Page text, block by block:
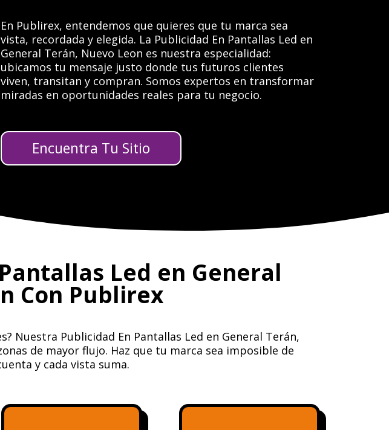
En Publirex, entendemos que quieres que tu marca sea
vista, recordada y elegida. La Publicidad En Pantallas Led en
General Terán, Nuevo Leon es nuestra especialidad:
ubicamos tu mensaje justo donde tus futuros clientes
viven, transitan y compran. Somos expertos en transformar
miradas en oportunidades reales para tu negocio.
Encuentra Tu Sitio
Led en General
Con Publirex
Nuestra Publicidad En Pantallas Led en General Terán,
de mayor flujo. Haz que tu marca sea imposible de
y cada vista suma.